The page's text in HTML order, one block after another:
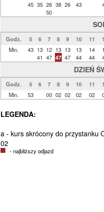
45 35 26
50
38 26
43
Godz. 5 6 7 8 9 10 11
Min.
43 13
41
12
47
13
47
13
47
13
44
14
44
DZIEŃ
Godz. 5 6 7 8 9 10 11
Min.
53 00 02 02 02 02
LEGENDA:
a - kurs skrócony do przystanku
02
- najbliższy odjazd